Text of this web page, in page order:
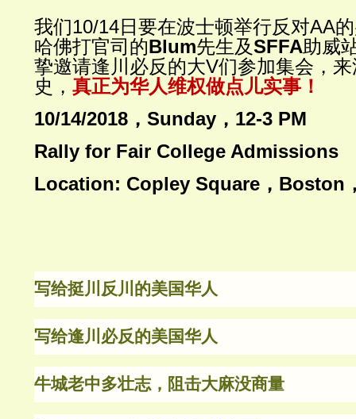
我们10/14日要在波士顿举行反对AA
哈佛打官司的Blum先生及SFFA助威
挚邀请逢川必反的大V们参加集会，
史， 真正为华人维权做点儿实事！
10/14/2018，Sunday，12-3 PM
Rally for Fair College Admissions
Location: Copley Square，Boston
写给挺川反川的美国华人
写给逢川必反的美国华人
牛城老中多壮志，阻击大麻没商量